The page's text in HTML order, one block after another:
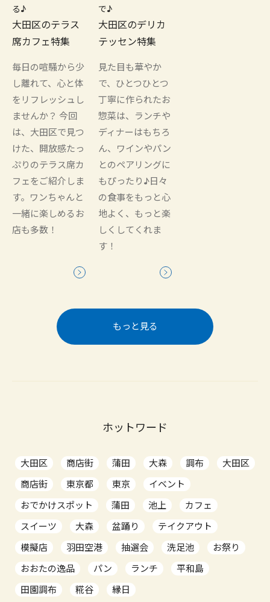
る♪
大田区のテラス
席カフェ特集
毎日の喧騒から少
し離れて、心と体
をリフレッシュし
ませんか？ 今回
は、大田区で見つ
けた、開放感たっ
ぷりのテラス席カ
フェをご紹介しま
す。ワンちゃんと
一緒に楽しめるお
店も多数！
で♪
大田区のデリカ
テッセン特集
見た目も華やか
で、ひとつひとつ
丁寧に作られたお
惣菜は、ランチや
ディナーはもちろ
ん、ワインやパン
とのペアリングに
もぴったり♪日々
の食事をもっと心
地よく、もっと楽
しくしてくれま
す！
もっと見る
ホットワード
大田区 商店街 蒲田 大森 調布
大田区
商店街
東京都 東京
イベント
おでかけスポット
蒲田 池上
カフェ
スイーツ
大森 盆踊り
テイクアウト
模擬店
羽田空港 抽選会 洗足池
お祭り
おおたの逸品
パン ランチ
平和島
田園調布
糀谷 縁日